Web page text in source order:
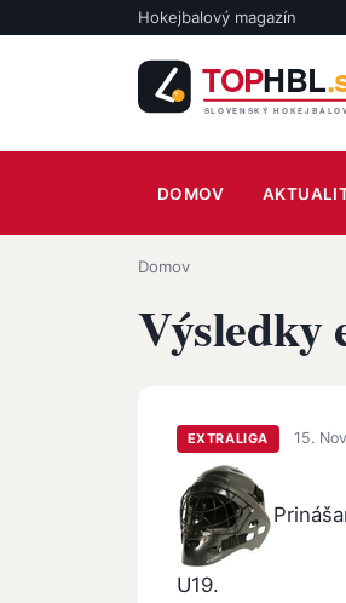
Skočiť na hlavný obsahHokejbalový magazín
Main
DOMOV
Omrvinka
Domov
Výsledky
EXTRALIGA 15.
U19.